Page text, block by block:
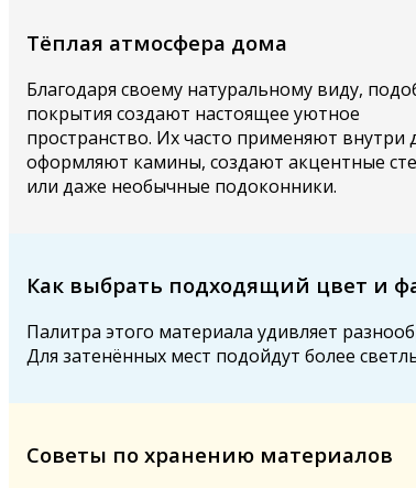
Тёплая атмосфера дома
Благодаря своему натуральному виду,
покрытия создают настоящее уютное
пространство. Их часто применяют внутри
оформляют камины, создают акцентные
или даже необычные подоконники.
Как выбрать подходящий цвет и
Палитра этого материала удивляет
Для затенённых мест подойдут более
Советы по хранению материалов